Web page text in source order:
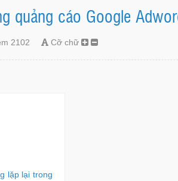
quảng cáo Google
2102 Cỡ chữ
lặp lại trong